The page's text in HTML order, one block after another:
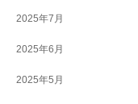
2025年7月
2025年6月
2025年5月